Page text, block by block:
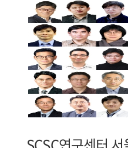
해양의 디지털 전환, 스마트
해양서비스 등 해양신산업
전국대회로 개최된 이번 행
본선대회에 진출했다. 본선
진행하는 선상 해커톤 형
부산테크노파크가 운영중
해양신산업 주요 거점공간과
필수 요건으로 2박 3일간 치
각 팀은 컨셉 설계안을 바탕
멘토링을 받으며 작품 완성